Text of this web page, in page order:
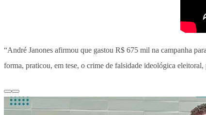
“André Janones afirmou que gastou R$ 675 mil na campanha
forma, praticou, em tese, o crime de falsidade ideológica